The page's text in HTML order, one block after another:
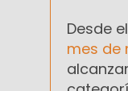
Desde
mes de